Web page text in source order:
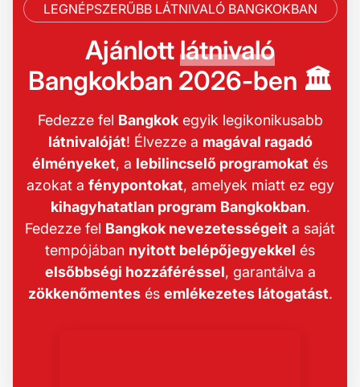
LEGNÉPSZERŰBB LÁTNIVALÓ BANGKOKBAN
Ajánlottlátnivaló
Bangkokban 2026-ben 🏛️
Fedezze fel Bangkokegyik legikonikusabb
látnivalóját! Élvezze a magával ragadó
élményeket, a lebilincselő programokat és
azokat a fénypontokat, amelyek miatt ez egy
kihagyhatatlan program Bangkokban.
Fedezze fel Bangkok nevezetességeit a saját
tempójában nyitott belépőjegyekkel és
elsőbbségi hozzáféréssel, garantálva a
zökkenőmentesés emlékezetes látogatást.